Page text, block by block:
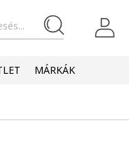
MÁRKÁK